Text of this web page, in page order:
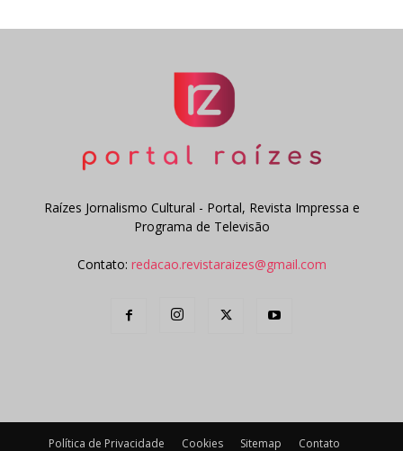
Raízes Jornalismo Cultural - Portal, Revista Impressa e
Programa de Televisão
Contato: redacao.revistaraizes@gmail.com
Política de Privacidade Cookies Sitemap Contato